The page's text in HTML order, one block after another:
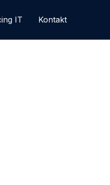
IT Kontakt